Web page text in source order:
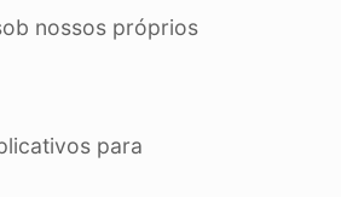
nossos próprios
para